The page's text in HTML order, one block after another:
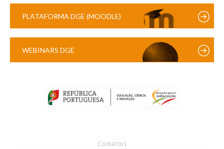
PLATAFORMA DGE (MOODLE)
WEBINARS DGE
Contactos